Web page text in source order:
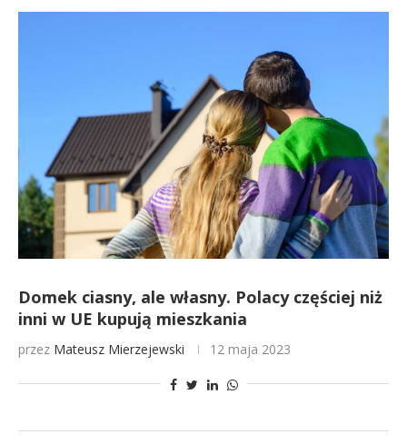
Domek ciasny, ale własny. Polacy częściej niż
inni w UE kupują mieszkania
przez Mateusz Mierzejewski 12 maja 2023